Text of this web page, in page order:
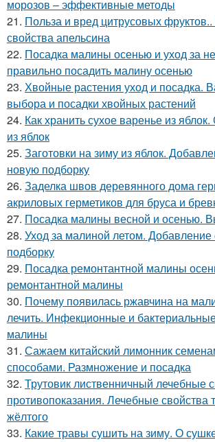
морозов – эффективные методы
21. Польза и вред цитрусовых
свойства апельсина
22. Посадка малины осенью и уход за
правильно посадить малину осенью
23. Хвойные растения уход и посадка.
выбора и посадки хвойных растений
24. Как хранить сухое варенье из
из яблок
25. Заготовки на зиму из яблок.
новую подборку
26. Заделка швов деревянного дома
акриловых герметиков для бруса и
27. Посадка малины весной и осенью.
28. Уход за малиной летом. Добавление
подборку
29. Посадка ремонтантной малины
ремонтантной малины
30. Почему появилась ржавчина на
лечить. Инфекционные и
малины
31. Сажаем китайский лимонник
способами. Размножение и посадка
32. Трутовик лиственничный лечебные
противопоказания. Лечебные свойства
жёлтого
33. Какие травы сушить на зиму. О